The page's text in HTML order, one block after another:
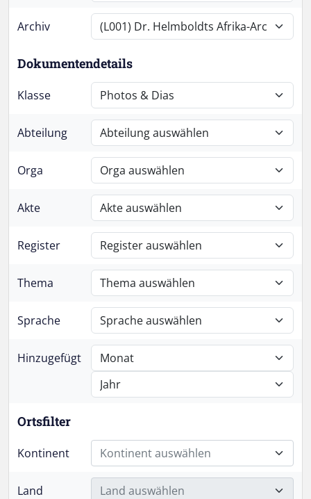
Archiv
Dokumentendetails
Klasse
Abteilung
Orga
Akte
Register
Thema
Sprache
Hinzugefügt
Ortsfilter
Kontinent Kontinent auswählen
Land Land auswählen